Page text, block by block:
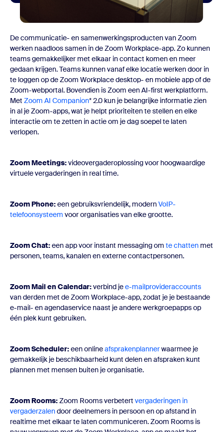
De communicatie- en samenwerkingsproducten van Zoom
werken naadloos samen in de Zoom Workplace-app. Zo kunnen
teams gemakkelijker met elkaar in contact komen en meer
gedaan krijgen. Teams kunnen vanaf elke locatie werken door in
te loggen op de Zoom Workplace desktop- en mobiele app of de
Zoom-webportal. Bovendien is Zoom een AI-first werkplatform.
Met Zoom AI Companion* 2.0 kun je belangrijke informatie zien
in al je Zoom-apps, wat je helpt prioriteiten te stellen en elke
interactie om te zetten in actie om je dag soepel te laten
verlopen.
Zoom Meetings:videovergaderoplossing voor hoogwaardige
virtuele vergaderingen in real time.
Zoom Phone:een gebruiksvriendelijk, modernVoIP-
telefoonsysteem voor organisaties van elke grootte.
Zoom Chat:een app voor instant messaging om te chatten met
personen, teams, kanalen en externe contactpersonen.
Zoom Mail en Calendar:verbind jee-mailprovideraccounts
van derden met de Zoom Workplace-app, zodat je je bestaande
e-mail- en agendaservice naast je anderewerkgroepappsop
één plek kunt gebruiken.
Zoom Scheduler:een onlineafsprakenplannerwaarmee je
gemakkelijk je beschikbaarheid kunt delen en afspraken kunt
plannen met mensen buiten je organisatie.
Zoom Rooms:Zoom Rooms verbetert vergaderingen in
vergaderzalendoor deelnemers in persoon en op afstand in
realtime met elkaar te laten communiceren. Zoom Rooms is